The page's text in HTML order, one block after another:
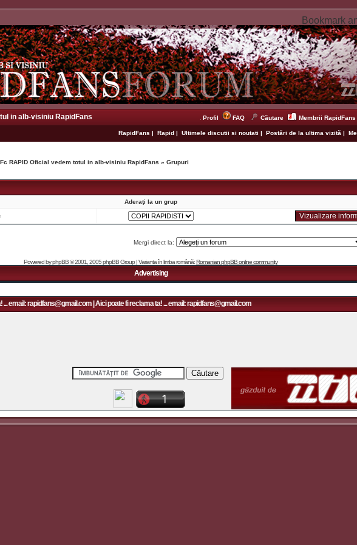
in alb-visiniu RapidFans Profil FAQ Căutare Membrii RapidFans
RapidFans | Rapid | Ultimele discutii si noutati | Postări de la ultima vizită |
RAPID Oficial vedem totul in alb-visiniu RapidFans » Grupuri
Aderaţi la un grup
Mergi direct la:
Powered byphpBB© 2001, 2005 phpBB Group | Varianta în limba română:Romanian phpBB online community
Advertising
rapidfans@gmail.com | Aici poate fi reclama ta! ... email: rapidfans@gmail.com